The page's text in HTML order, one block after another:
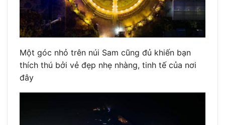
Một góc nhỏ trên núi Sam cũng đủ khiến bạn
thích thú bởi vẻ đẹp nhẹ nhàng, tinh tế của nơi
đây